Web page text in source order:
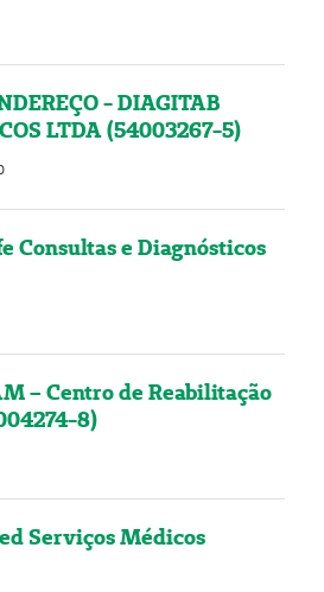
- DIAGITAB
LTDA (54003267-5)
Consultas e Diagnósticos
– Centro de Reabilitação
8)
Serviços Médicos